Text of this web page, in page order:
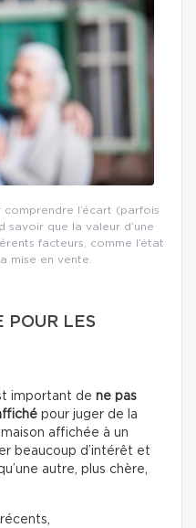
l’écart (parfois
savoir que la valeur d’une
facteurs, comme l’état
mise en vente.
POUR LES
important de ne pas
pour juger de la
affichée à un
beaucoup d’intérêt et
autre, plus chère,